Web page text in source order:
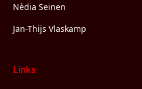
Nèdia Seinen
Jan-Thijs Vlaskamp
Links